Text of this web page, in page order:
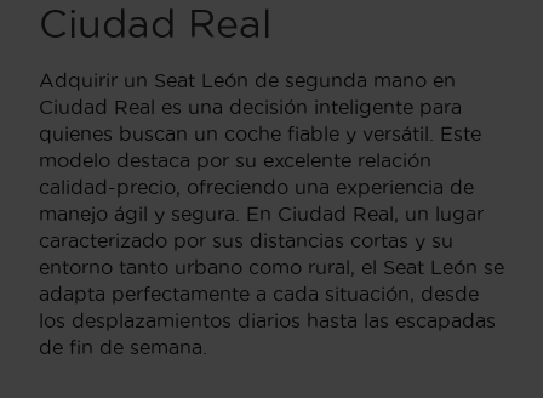
Ciudad Real
Adquirir un Seat León de segunda mano en
Ciudad Real es una decisión inteligente para
quienes buscan un coche fiable y versátil. Este
modelo destaca por su excelente relación
calidad-precio, ofreciendo una experiencia de
manejo ágil y segura. En Ciudad Real, un lugar
caracterizado por sus distancias cortas y su
entorno tanto urbano como rural, el Seat León se
adapta perfectamente a cada situación, desde
los desplazamientos diarios hasta las escapadas
de fin de semana.